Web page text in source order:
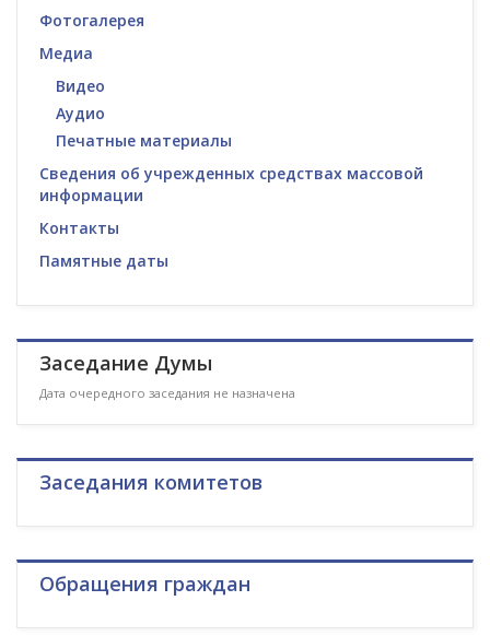
Фотогалерея
Медиа
Видео
Аудио
Печатные материалы
Сведения об учрежденных средствах массовой
информации
Контакты
Памятные даты
Заседание Думы
Дата очередного заседания не назначена
Заседания комитетов
Обращения граждан